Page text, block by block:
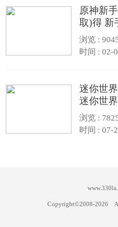
原神新
取)得 新
浏览 :
时间 : 02-
迷你世
迷你世
版(有效)
浏览 :
时间 : 07-
Copyright©2008-2026